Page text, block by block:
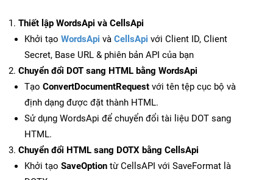
Thiết lập WordsApi và CellsApi
Khởi tạo WordsApi và CellsApi với Client ID, Client
Secret, Base URL & phiên bản API của bạn
Chuyển đổi DOT sang HTML bằng WordsApi
Tạo ConvertDocumentRequest với tên tệp cục bộ và
định dạng được đặt thành HTML.
Sử dụng WordsApi để chuyển đổi tài liệu DOT sang
HTML.
Chuyển đổi HTML sang DOTX bằng CellsApi
Khởi tạo SaveOption từ CellsAPI với SaveFormat là